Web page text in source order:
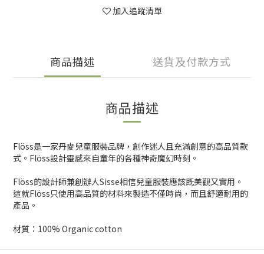
加入追蹤清單
商品描述 送貨及付款方式
商品描述
Flöss是一家丹麥兒童服裝品牌，創作迷人且充滿創意的高品質款
式。Flöss設計靈感來自童年的各種神奇魔幻時刻。
Flöss的設計師兼創辦人Sisse相信兒童服裝應該既美觀又實用。
這就Flöss只使用高品質的材料來製造不僅時尚，而且舒適耐用的
產品。
材質：100% Organic cotton